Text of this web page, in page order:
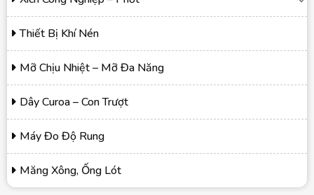
Thiết Bị Khí Nén
Mỡ Chịu Nhiệt – Mỡ Đa Năng
Dây Curoa – Con Trượt
Máy Đo Độ Rung
Măng Xông, Ống Lót